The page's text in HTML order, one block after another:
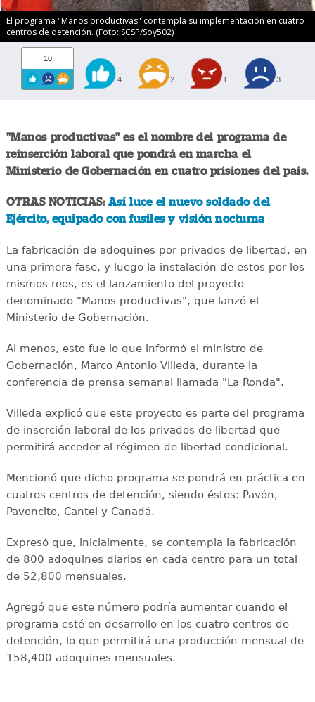
El programa "Manos productivas" contempla su implementación en cuatro
centros de detención. (Foto: SCSP/Soy502)
10
4 2 1 3
"Manos productivas" es el nombre del programa de
reinserción laboral que pondrá en marcha el
Ministerio de Gobernación en cuatro prisiones del país.
OTRAS NOTICIAS: Así luce el nuevo soldado del
Ejército, equipado con fusiles y visión nocturna
La fabricación de adoquines por privados de libertad, en
una primera fase, y luego la instalación de estos por los
mismos reos, es el lanzamiento del proyecto
denominado "Manos productivas", que lanzó el
Ministerio de Gobernación.
Al menos, esto fue lo que informó el ministro de
Gobernación, Marco Antonio Villeda, durante la
conferencia de prensa semanal llamada "La Ronda".
Villeda explicó que este proyecto es parte del programa
de inserción laboral de los privados de libertad que
permitirá acceder al régimen de libertad condicional.
Mencionó que dicho programa se pondrá en práctica en
cuatros centros de detención, siendo éstos: Pavón,
Pavoncito, Cantel y Canadá.
Expresó que, inicialmente, se contempla la fabricación
de 800 adoquines diarios en cada centro para un total
de 52,800 mensuales.
Agregó que este número podría aumentar cuando el
programa esté en desarrollo en los cuatro centros de
detención, lo que permitirá una producción mensual de
158,400 adoquines mensuales.